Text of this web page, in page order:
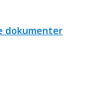
dokumenter